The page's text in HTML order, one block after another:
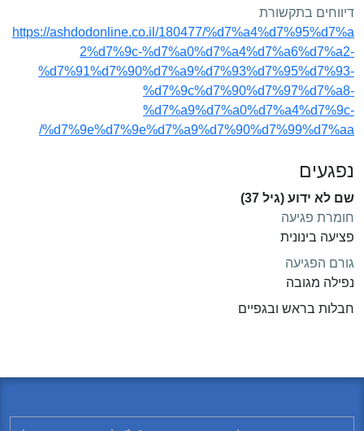
דיווחים בתקשורת
https://ashdodonline.co.il/180477/%d7%a4%d7%95%d7%a
2%d7%9c-%d7%a0%d7%a4%d7%a6%d7%a2-
%d7%91%d7%90%d7%a9%d7%93%d7%95%d7%93-
%d7%9c%d7%90%d7%97%d7%a8-
%d7%a9%d7%a0%d7%a4%d7%9c-
%d7%9e%d7%9e%d7%a9%d7%90%d7%99%d7%aa/
נפגעים
שם לא ידוע (גיל 37)
חומרת פגיעה
פציעה בינונית
גורם הפגיעה
נפילה מגובה
חבלות בראש ובגפיים